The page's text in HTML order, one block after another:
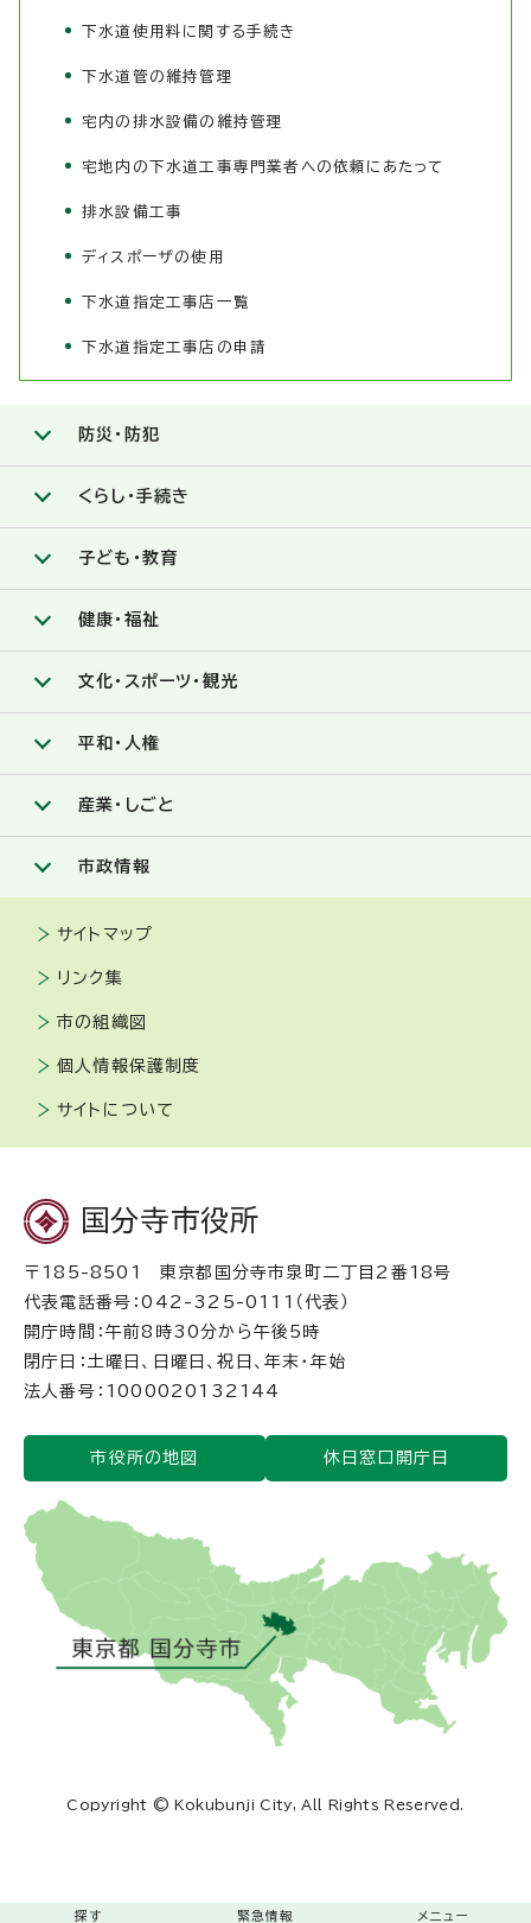
下水道使用料に関する手続き
下水道管の維持管理
宅内の排水設備の維持管理
宅地内の下水道工事専門業者への依頼にあたって
排水設備工事
ディスポーザの使用
下水道指定工事店一覧
下水道指定工事店の申請
メニュー
探す 緊急情報
防災・防犯
くらし・手続き
子ども・教育
健康・福祉
文化・スポーツ・観光
平和・人権
産業・しごと
市政情報
サイトマップ
リンク集
市の組織図
個人情報保護制度
サイトについて
国分寺市役所
〒185-8501 東京都国分寺市泉町二丁目2番18号
代表電話番号：042-325-0111（代表）
開庁時間：午前8時30分から午後5時
閉庁日：土曜日、日曜日、祝日、年末・年始
法人番号：1000020132144
市役所の地図 休日窓口開庁日
Copyright © Kokubunji City, All Rights Reserved.